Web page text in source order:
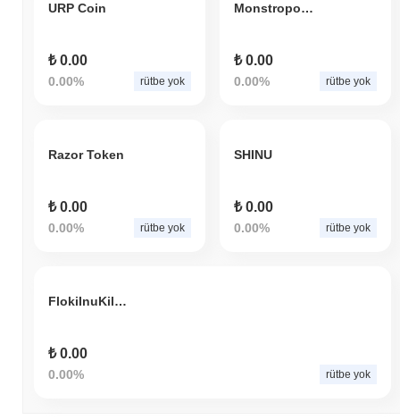
URP Coin
₺ 0.00
0.00% rütbe yok
Monstropoly token
₺ 0.00
0.00% rütbe yok
Razor Token
₺ 0.00
0.00% rütbe yok
SHINU
₺ 0.00
0.00% rütbe yok
FlokiInuKiller
₺ 0.00
0.00% rütbe yok